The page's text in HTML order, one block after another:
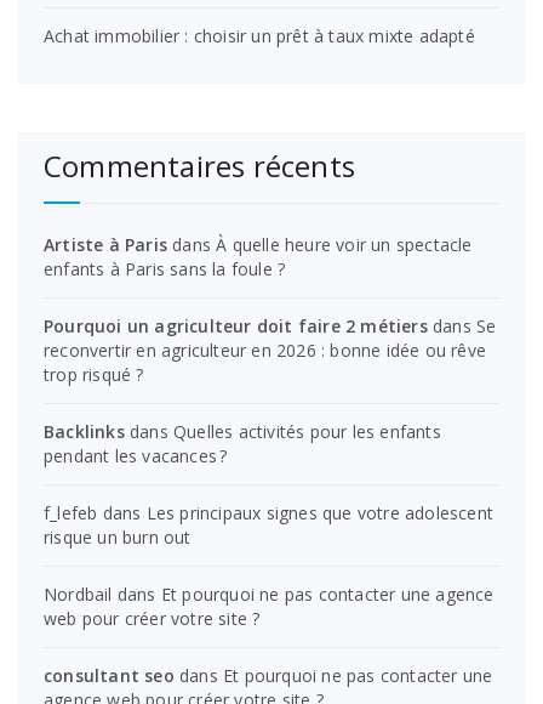
Achat immobilier : choisir un prêt à taux mixte adapté
Commentaires récents
Artiste à Paris dansÀ quelle heure voir un spectacle
enfants à Paris sans la foule ?
Pourquoi un agriculteur doit faire 2 métiersdans Se
reconvertir en agriculteur en 2026 : bonne idée ou rêve
trop risqué ?
BacklinksdansQuelles activités pour les enfants
pendant les vacances ?
f_lefeb dans Les principaux signes que votre adolescent
risque un burn out
Nordbail dans Et pourquoi ne pas contacter une agence
web pour créer votre site ?
consultant seo dans Et pourquoi ne pas contacter une